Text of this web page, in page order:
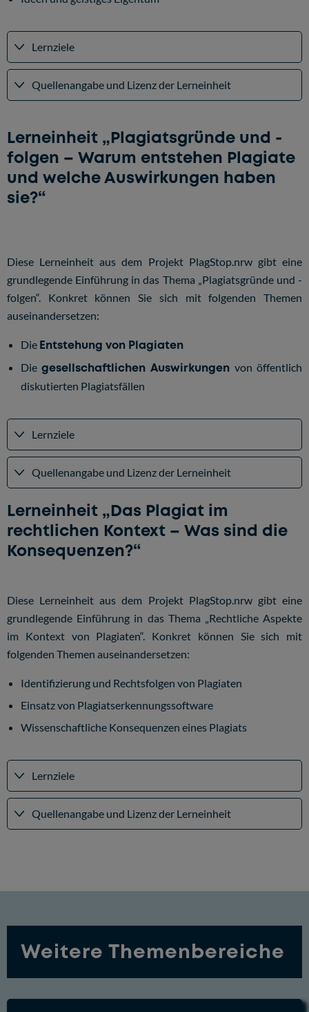
Lernziele
Quellenangabe und Lizenz der Lerneinheit
Lerneinheit „Plagiatsgründe und -
folgen – Warum entstehen Plagiate
und welche Auswirkungen haben
sie?“
Diese Lerneinheit aus dem Projekt PlagStop.nrw gibt eine
grundlegende Einführung in das Thema „Plagiatsgründe und -
folgen“. Konkret können Sie sich mit folgenden Themen
auseinandersetzen:
Die Entstehung von Plagiaten
Die gesellschaftlichen Auswirkungen von öffentlich
diskutierten Plagiatsfällen
Lernziele
Quellenangabe und Lizenz der Lerneinheit
Lerneinheit „Das Plagiat im
rechtlichen Kontext – Was sind die
Konsequenzen?“
Diese Lerneinheit aus dem Projekt PlagStop.nrw gibt eine
grundlegende Einführung in das Thema „Rechtliche Aspekte
im Kontext von Plagiaten“. Konkret können Sie sich mit
folgenden Themen auseinandersetzen:
Identifizierung und Rechtsfolgen von Plagiaten
Einsatz von Plagiatserkennungssoftware
Wissenschaftliche Konsequenzen eines Plagiats
Lernziele
Quellenangabe und Lizenz der Lerneinheit
Weitere Themenbereiche